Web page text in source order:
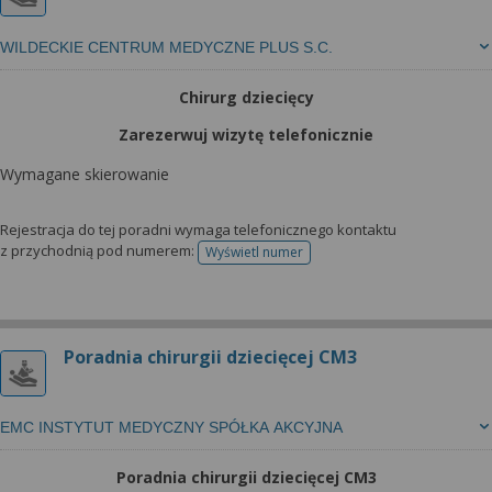
WILDECKIE CENTRUM MEDYCZNE PLUS S.C.
Chirurg dziecięcy
Zarezerwuj wizytę telefonicznie
Wymagane skierowanie
Rejestracja do tej poradni wymaga telefonicznego kontaktu
z przychodnią pod numerem:
Wyświetl numertelefonu do rejestracji
Poradnia chirurgii dziecięcej CM3
EMC INSTYTUT MEDYCZNY SPÓŁKA AKCYJNA
Poradnia chirurgii dziecięcej CM3